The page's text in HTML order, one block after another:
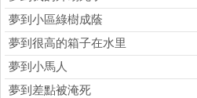
夢到小區綠樹成蔭
夢到很高的箱子在水里
夢到小馬人
夢到差點被淹死